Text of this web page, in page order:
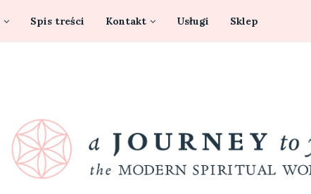
Spis treści Kontakt Usługi Sklep